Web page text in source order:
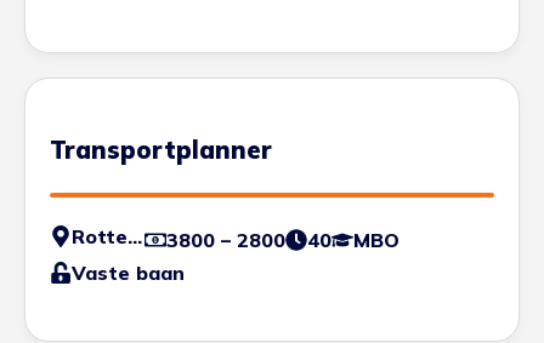
Transportplanner
Rotterdam 3800 – 2800 40
MBO
Vaste baan